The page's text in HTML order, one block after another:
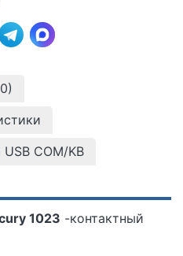
0)
COM/KB
1023 -контактный